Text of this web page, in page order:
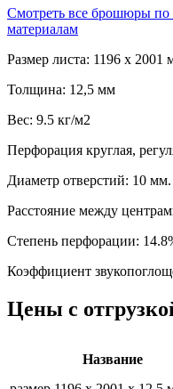
Смотреть все брошюры по
материалам
Размер листа: 1196 х 2001
Толщина: 12,5 мм
Вес: 9.5 кг/м2
Перфорация круглая,
Диаметр отверстий: 10 мм.
Расстояние между
Степень перфорации:
Коэффициент
Цены с
Название